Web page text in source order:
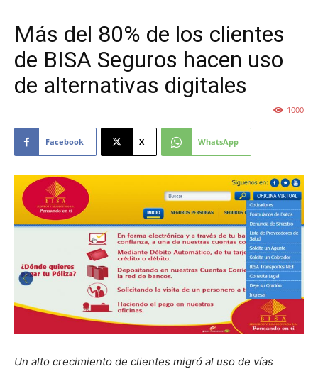
Más del 80% de los clientes
de BISA Seguros hacen uso
de alternativas digitales
1000
Facebook X WhatsApp
Un alto crecimiento de clientes migró al uso de vías